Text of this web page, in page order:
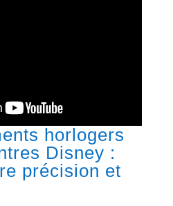
horlogers
Disney :
précision et